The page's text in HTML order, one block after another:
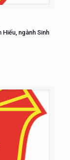
Hiếu, ngành Sinh